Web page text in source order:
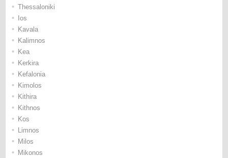
• Thessaloniki
• Ios
• Κavala
• Κalimnos
• Κea
• Κerkira
• Κefalonia
• Κimolos
• Κithira
• Κithnos
• Κos
• Limnos
• Μilos
• Μikonos